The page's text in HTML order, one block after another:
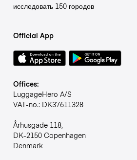
исследовать 150 городов
Official App
Offices:
LuggageHero A/S
VAT-no.: DK37611328
Århusgade 118,
DK-2150 Copenhagen
Denmark